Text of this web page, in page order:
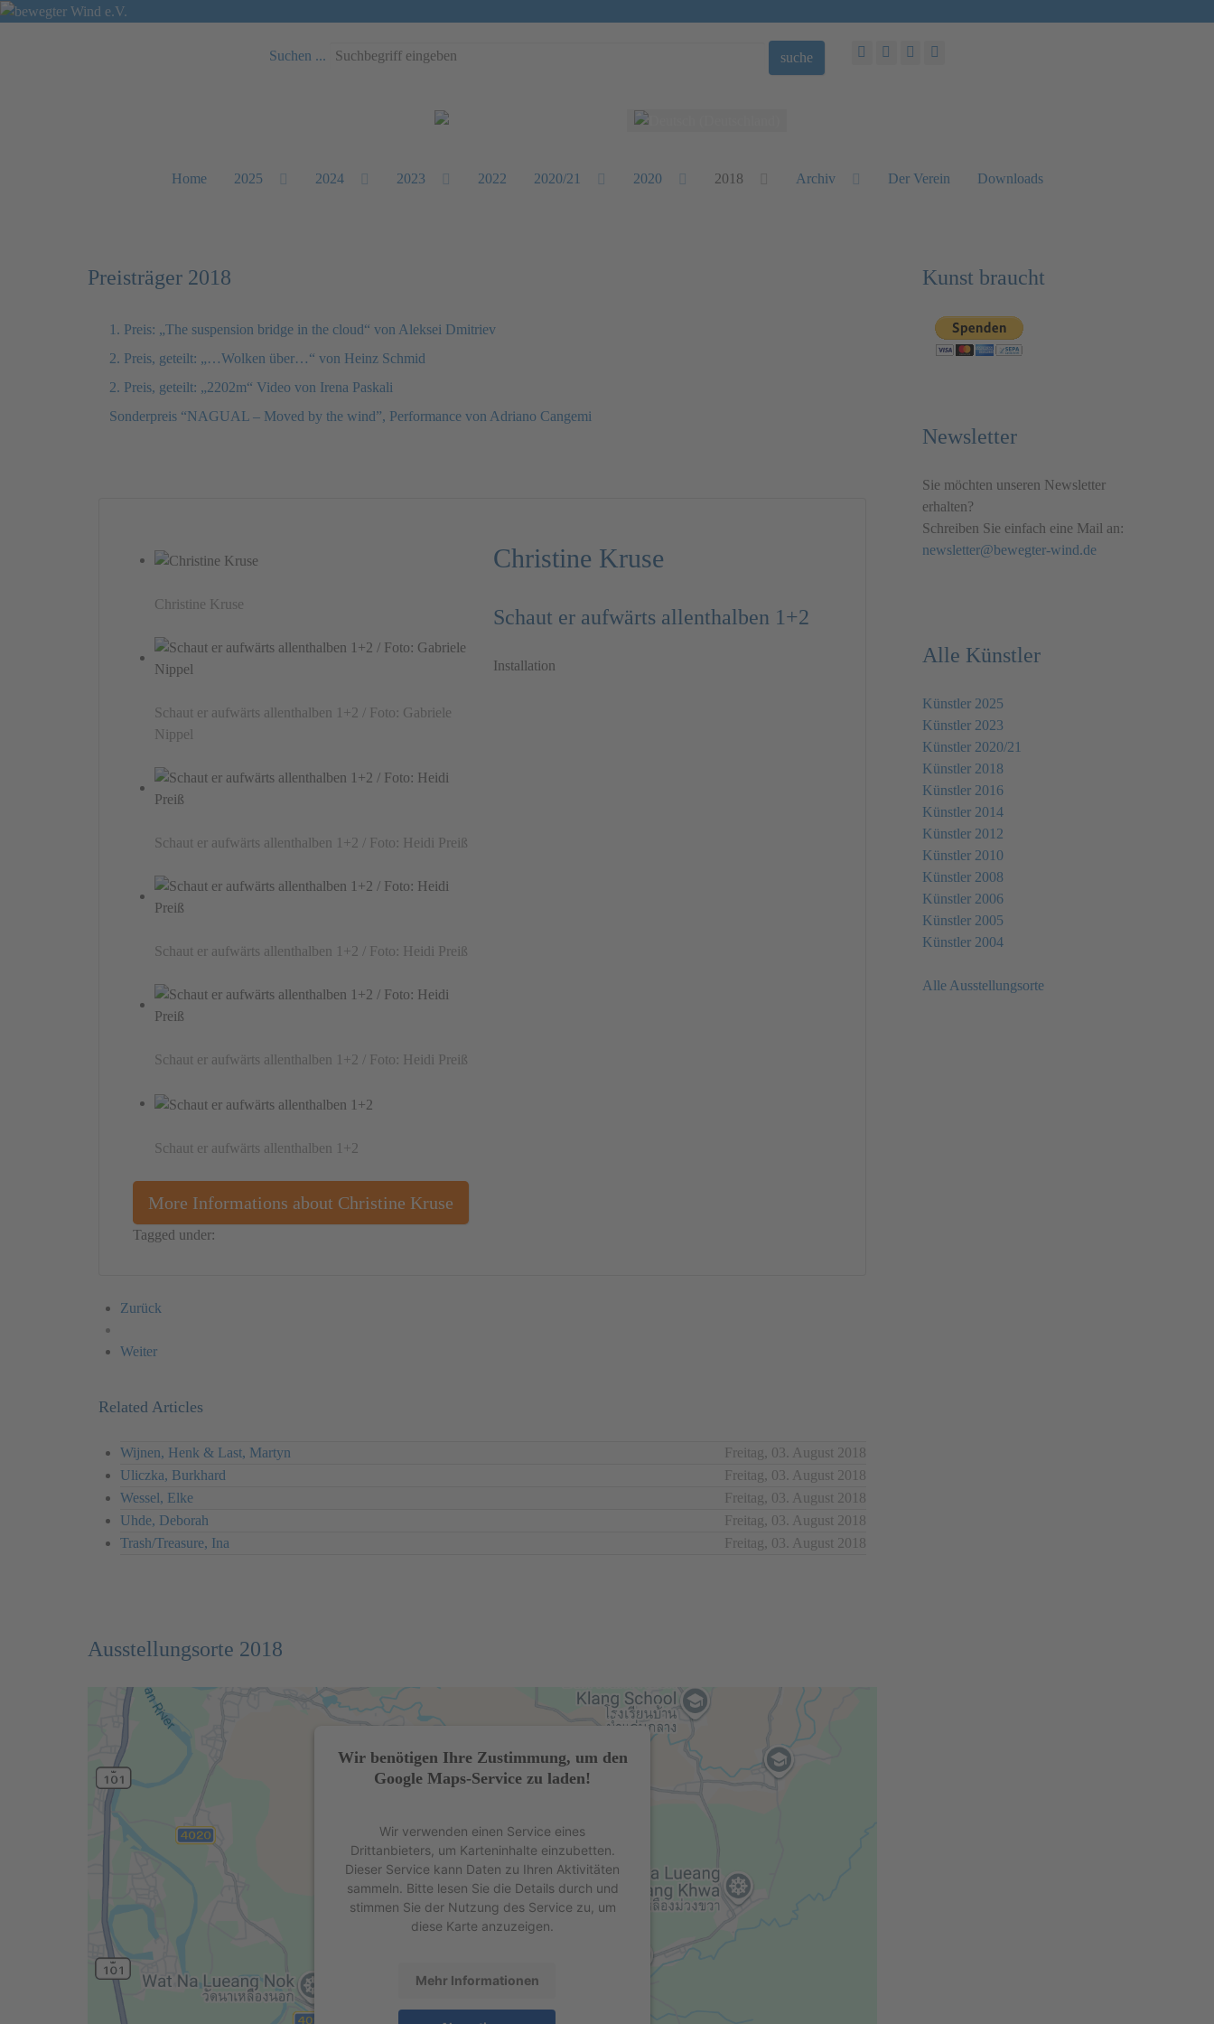
Suchen ... suche
Sprache auswählen
Home 2025 2024 2023 2022 2020/21 2020 2018 Archiv Der Verein Downloads
Preisträger 2018
1. Preis: „The suspension bridge in the cloud“ von Aleksei Dmitriev
2. Preis, geteilt: „…Wolken über…“ von Heinz Schmid
2. Preis, geteilt: „2202m“ Video von Irena Paskali
Sonderpreis “NAGUAL – Moved by the wind”, Performance von Adriano Cangemi
Christine Kruse
Schaut er aufwärts allenthalben 1+2 / Foto: Gabriele
Nippel
Schaut er aufwärts allenthalben 1+2 / Foto: Heidi Preiß
Schaut er aufwärts allenthalben 1+2 / Foto: Heidi Preiß
Schaut er aufwärts allenthalben 1+2 / Foto: Heidi Preiß
Schaut er aufwärts allenthalben 1+2
Christine Kruse
Schaut er aufwärts allenthalben 1+2
Installation
More Informations about Christine Kruse
Tagged under:
Zurück
Weiter
Related Articles
Wijnen, Henk & Last, Martyn
Freitag, 03. August 2018
Uliczka, Burkhard
Freitag, 03. August 2018
Wessel, Elke
Freitag, 03. August 2018
Uhde, Deborah
Freitag, 03. August 2018
Trash/Treasure, Ina
Freitag, 03. August 2018
Ausstellungsorte 2018
Wir benötigen Ihre Zustimmung, um den
Google Maps-Service zu laden!
Wir verwenden einen Service eines
Drittanbieters, um Karteninhalte einzubetten.
Dieser Service kann Daten zu Ihren Aktivitäten
sammeln. Bitte lesen Sie die Details durch und
stimmen Sie der Nutzung des Service zu, um
diese Karte anzuzeigen.
Mehr Informationen
Kunst braucht
Newsletter
Sie möchten unseren Newsletter
erhalten?
Schreiben Sie einfach eine Mail an:
newsletter@bewegter-wind.de
Alle Künstler
Künstler 2025
Künstler 2023
Künstler 2020/21
Künstler 2018
Künstler 2016
Künstler 2014
Künstler 2012
Künstler 2010
Künstler 2008
Künstler 2006
Künstler 2005
Künstler 2004
Alle Ausstellungsorte